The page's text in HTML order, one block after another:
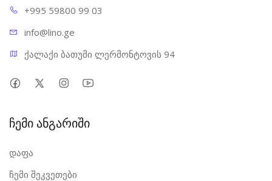
+995 59800 99 03
info@lino.ge
ქალაქი ბათუმი ლერმონტოვის 94
ჩემი ანგარიში
დაფა
ჩემი შეკვეთები